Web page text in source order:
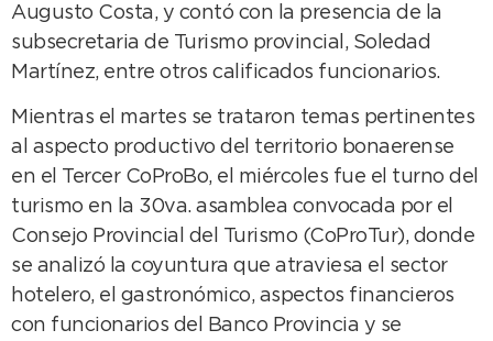
Augusto Costa, y contó con la presencia de la
subsecretaria de Turismo provincial, Soledad
Martínez, entre otros calificados funcionarios.
Mientras el martes se trataron temas pertinentes
al aspecto productivo del territorio bonaerense
en el Tercer CoProBo, el miércoles fue el turno del
turismo en la 30va. asamblea convocada por el
Consejo Provincial del Turismo (CoProTur), donde
se analizó la coyuntura que atraviesa el sector
hotelero, el gastronómico, aspectos financieros
con funcionarios del Banco Provincia y se